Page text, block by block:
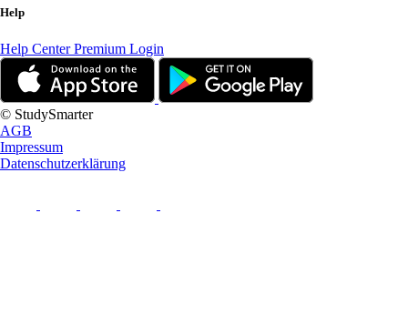
Help
Help CenterPremium Login
© StudySmarter
AGB
Impressum
Datenschutzerklärung